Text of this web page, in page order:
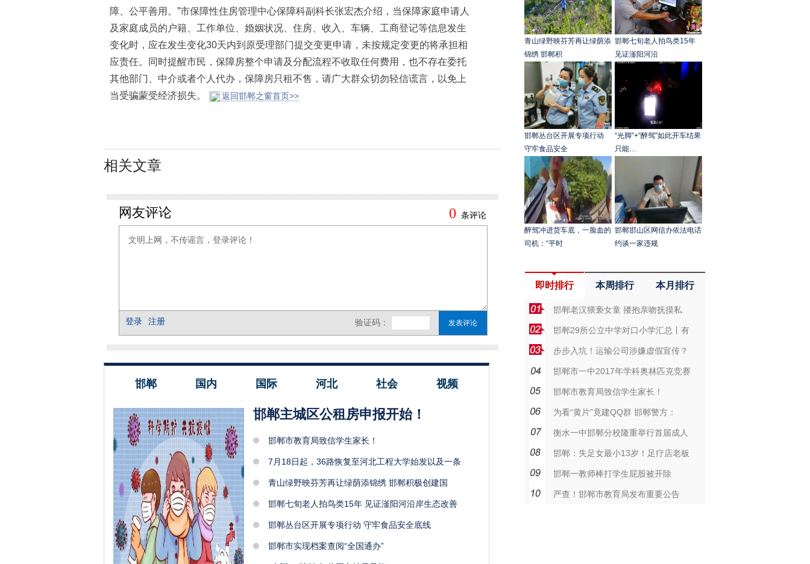
障、公平善用。”市保障性住房管理中心保障科副科长张宏杰介绍，当保障家庭申请人
及家庭成员的户籍、工作单位、婚姻状况、住房、收入、车辆、工商登记等信息发生
变化时，应在发生变化30天内到原受理部门提交变更申请，未按规定变更的将承担相
应责任。同时提醒市民，保障房整个申请及分配流程不收取任何费用，也不存在委托
其他部门、中介或者个人代办，保障房只租不售，请广大群众切勿轻信谎言，以免上
当受骗蒙受经济损失。
返回邯郸之窗首页>>
相关文章
邯郸 国内 国际 河北 社会 视频
邯郸主城区公租房申报开始！
邯郸市教育局致信学生家长！
7月18日起，36路恢复至河北工程大学始发以及一条
青山绿野映芬芳再让绿荫添锦绣 邯郸积极创建国
邯郸七旬老人拍鸟类15年 见证滏阳河沿岸生态改善
邯郸丛台区开展专项行动 守牢食品安全底线
邯郸市实现档案查阅“全国通办”
青山绿野映芬芳再让绿荫添
锦绣 邯郸积
邯郸七旬老人拍鸟类15年
见证滏阳河沿
邯郸丛台区开展专项行动
守牢食品安全
“光脚”+“醉驾”如此开车结果
只能…
醉驾冲进货车底，一脸血的
司机：“平时
邯郸邯山区网信办依法电话
约谈一家违规
即时排行 本周排行 本月排行
邯郸老汉猥亵女童 搂抱亲吻抚摸私
邯郸29所公立中学对口小学汇总丨有
步步入坑！运输公司涉嫌虚假宣传？
邯郸市一中2017年学科奥林匹克竞赛
邯郸市教育局致信学生家长！
为看“黄片”竟建QQ群 邯郸警方：
衡水一中邯郸分校隆重举行首届成人
邯郸：失足女最小13岁！足疗店老板
邯郸一教师棒打学生屁股被开除
严查！邯郸市教育局发布重要公告